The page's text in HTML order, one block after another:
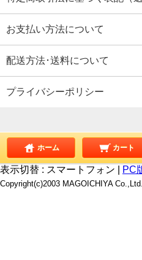
お支払い方法について
配送方法･送料について
プライバシーポリシー
ホーム カート
表示切替 : スマートフォン PC
Copyright(c)2003 MAGOICHIYA